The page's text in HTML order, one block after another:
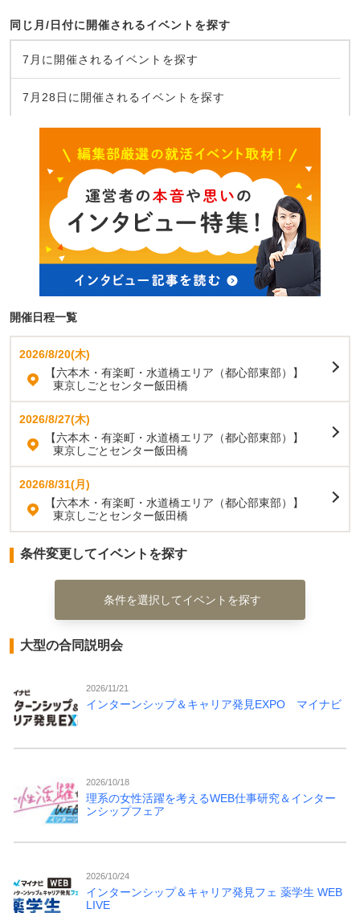
同じ月/日付に開催されるイベントを探す
7月に開催されるイベントを探す
7月28日に開催されるイベントを探す
開催日程一覧
2026/8/20(木)
【六本木・有楽町・水道橋エリア（都心部東部）】
東京しごとセンター飯田橋
2026/8/27(木)
【六本木・有楽町・水道橋エリア（都心部東部）】
東京しごとセンター飯田橋
2026/8/31(月)
【六本木・有楽町・水道橋エリア（都心部東部）】
東京しごとセンター飯田橋
条件変更してイベントを探す
条件を選択してイベントを探す
大型の合同説明会
2026/11/21
インターンシップ＆キャリア発見EXPO マイナビ
2026/10/18
理系の女性活躍を考えるWEB仕事研究＆インター
ンシップフェア
2026/10/24
インターンシップ＆キャリア発見フェ 薬学生 WEB
LIVE